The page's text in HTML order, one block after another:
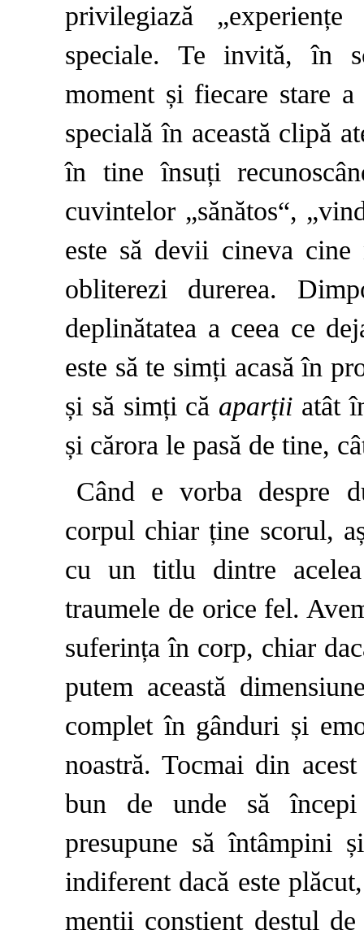
privilegiază
speciale. Te invită, în
moment și fiecare stare
specială în această clipă
în tine însuți
cuvintelor „sănătos“,
este să devii cineva cine
obliterezi durerea.
deplinătatea a ceea ce
este să te simți acasă în
și să simți că aparții atât
și cărora le pasă de tine,
Când e vorba despre
corpul chiar ține scorul,
cu un titlu dintre
traumele de orice fel.
suferința în corp, chiar
putem această
complet în gânduri și
noastră. Tocmai din
bun de unde să începi
presupune să întâmpini
indiferent dacă este
menții conștient destul